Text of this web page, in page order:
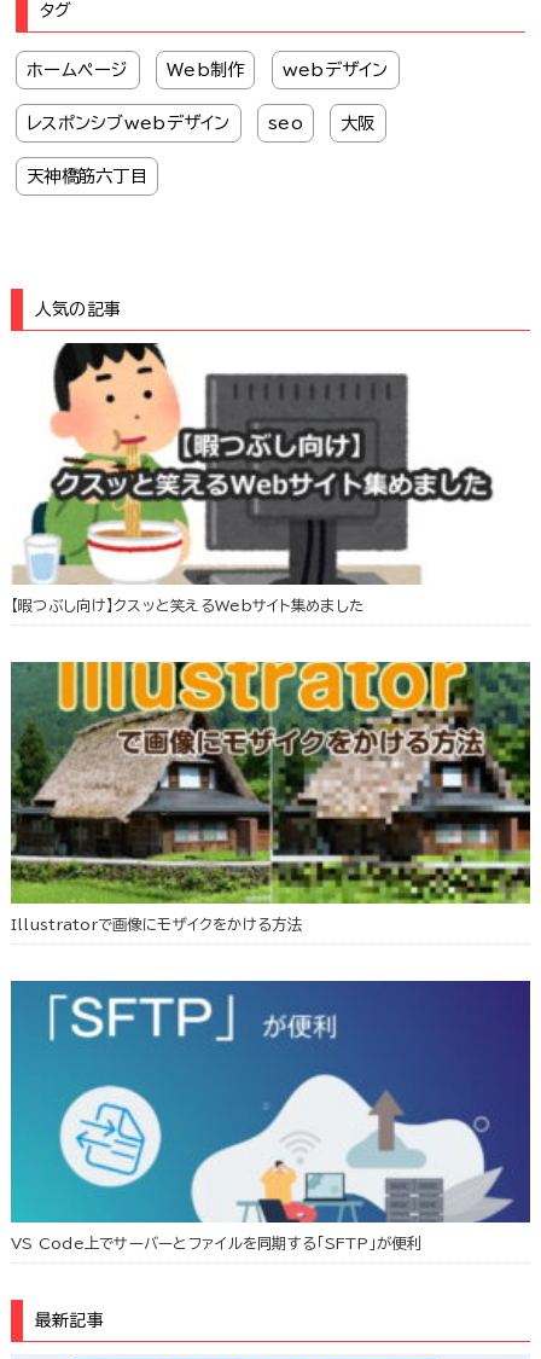
タグ
ホームページ Web制作 webデザイン
レスポンシブwebデザイン seo 大阪
天神橋筋六丁目
人気の記事
【暇つぶし向け】クスッと笑えるWebサイト集めました
Illustratorで画像にモザイクをかける方法
VS Code上でサーバーとファイルを同期する「SFTP」が便利
最新記事